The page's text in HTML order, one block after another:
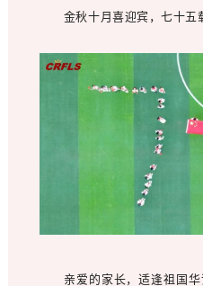
金秋十月喜迎宾，七十五
亲爱的家长，适逢祖国